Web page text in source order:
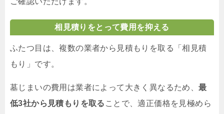
相見積りをとって費用を抑える
ふたつ目は、複数の業者から見積もりを取る「相見積
もり」です。
墓じまいの費用は業者によって大きく異なるため、最
低3社から見積もりを取る ことで、適正価格を見極めら